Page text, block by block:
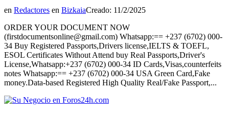
en Redactores en BizkaiaCreado: 11/2/2025
ORDER YOUR DOCUMENT NOW
(firstdocumentsonline@gmail.com) Whatsapp:== +237 (6702) 000-
34 Buy Registered Passports,Drivers license,IELTS & TOEFL,
ESOL Certificates Without Attend buy Real Passports,Driver's
License,Whatsapp:+237 (6702) 000-34 ID Cards,Visas,counterfeits
notes Whatsapp:== +237 (6702) 000-34 USA Green Card,Fake
money.Data-based Registered High Quality Real/Fake Passport,...